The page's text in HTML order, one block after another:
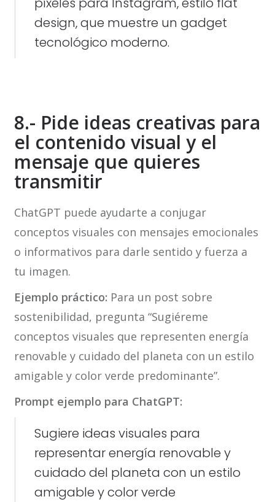
design, que muestre un gadget
tecnológico moderno.
8.- Pide ideas creativas para
el contenido visual y el
mensaje que quieres
transmitir
ChatGPT puede ayudarte a conjugar
conceptos visuales con mensajes emocionales
o informativos para darle sentido y fuerza a
tu imagen.
Ejemplo práctico: Para un post sobre
sostenibilidad, pregunta “Sugiéreme
conceptos visuales que representen energía
renovable y cuidado del planeta con un estilo
amigable y color verde predominante”.
Prompt ejemplo para ChatGPT:
Sugiere ideas visuales para
representar energía renovable y
cuidado del planeta con un estilo
amigable y color verde